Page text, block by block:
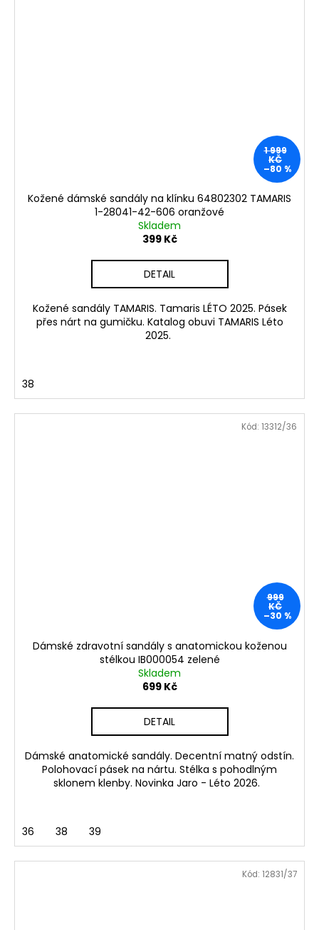
1 999
KČ
–80 %
Kožené dámské sandály na klínku 64802302 TAMARIS
1-28041-42-606 oranžové
Skladem
399 Kč
DETAIL
Kožené sandály TAMARIS. Tamaris LÉTO 2025. Pásek
přes nárt na gumičku. Katalog obuvi TAMARIS Léto
2025.
38
999
KČ
–30 %
Dámské zdravotní sandály s anatomickou koženou
stélkou IB000054 zelené
Skladem
699 Kč
DETAIL
Dámské anatomické sandály. Decentní matný odstín.
Polohovací pásek na nártu. Stélka s pohodlným
sklonem klenby. Novinka Jaro - Léto 2026.
36 38 39
Kód: 13312/36
Kód: 12831/37